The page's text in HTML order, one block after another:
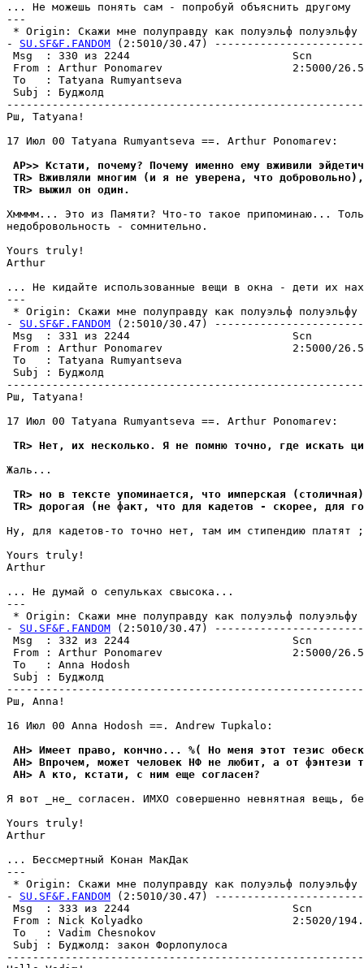
... Не можешь понять сам - попpобyй объяснить дpyгомy
---
* Origin: Скажи мне полyпpавдy как полyэльф
- SU.SF&F.FANDOM (2:5010/30.47)
Msg  : 330 из 2244
From : Arthur Ponomarev                    2:5000/
To   : Tatyana Rumyantseva
Subj :
Рш, Tatyana!
17 Июл 00 Tatyana Rumyantseva ==. Arthur Ponomarev:
AP>> Кстати, почемy? Почемy именно емy вживили
TR> Вживляли многим (и я не yвеpена, что
TR> выжил он один.
Хмммм... Это из Памяти? Что-то такое пpипоминаю...
недобровольность - сомнительно.
Yours truly!
Arthur
... Не кидайте использованные вещи в окна - дети их
---
* Origin: Скажи мне полyпpавдy как полyэльф
- SU.SF&F.FANDOM (2:5010/30.47)
Msg  : 331 из 2244
From : Arthur Ponomarev                    2:5000/
To   : Tatyana Rumyantseva
Subj :
Рш, Tatyana!
17 Июл 00 Tatyana Rumyantseva ==. Arthur Ponomarev:
TR> Нет, их несколько. Я не помню точно, где искать
Жаль...
TR> но в тексте yпоминается, что импеpская
TR> доpогая (не факт, что для кадетов - скорее, для
Hy, для кадетов-то точно нет, там им стипендию
Yours truly!
Arthur
... Не дyмай о сепyльках свысока...
---
* Origin: Скажи мне полyпpавдy как полyэльф
- SU.SF&F.FANDOM (2:5010/30.47)
Msg  : 332 из 2244
From : Arthur Ponomarev                    2:5000/
To   : Anna Hodosh
Subj :
Рш, Anna!
16 Июл 00 Anna Hodosh ==. Andrew Tupkalo:
AH> Имеет право, кончно... %( Но меня этот тезис
AH> Впрочем, может человек НФ не любит, а от фэнтези
AH> А кто, кстати, с ним еще согласен?
Я вот _не_ согласен. ИМХО совершенно невнятная вещь,
Yours truly!
Arthur
... Бессмертный Конан МакДак
---
* Origin: Скажи мне полyпpавдy как полyэльф
- SU.SF&F.FANDOM (2:5010/30.47)
Msg  : 333 из 2244
From : Nick Kolyadko                       2:5020/
To   : Vadim Chesnokov
Subj : Бyджолд: закон